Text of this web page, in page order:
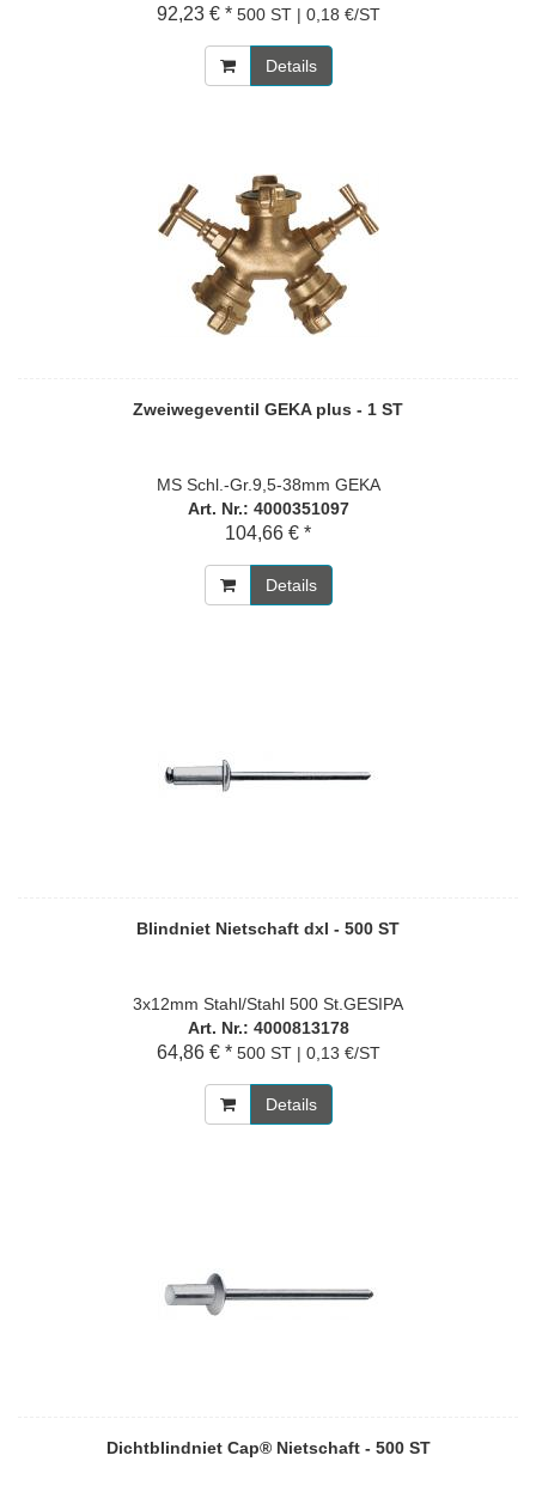
92,23 € * 500 ST | 0,18 €/ST
Details
Zweiwegeventil GEKA plus - 1 ST
MS Schl.-Gr.9,5-38mm GEKA
Art. Nr.: 4000351097
104,66 € *
Details
Blindniet Nietschaft dxl - 500 ST
3x12mm Stahl/Stahl 500 St.GESIPA
Art. Nr.: 4000813178
64,86 € * 500 ST | 0,13 €/ST
Details
Dichtblindniet Cap® Nietschaft - 500 ST